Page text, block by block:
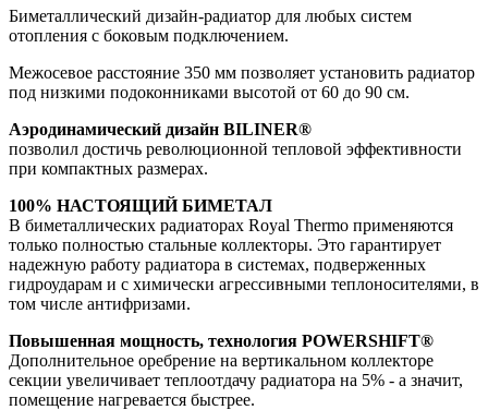
Биметаллический дизайн-радиатор для любых систем
отопления с боковым подключением.
Межосевое расстояние 350 мм позволяет установить радиатор
под низкими подоконниками высотой от 60 до 90 см.
Аэродинамический дизайн BILINER®
позволил достичь революционной тепловой эффективности
при компактных размерах.
100% НАСТОЯЩИЙ БИМЕТАЛ
В биметаллических радиаторах Royal Thermo применяются
только полностью стальные коллекторы. Это гарантирует
надежную работу радиатора в системах, подверженных
гидроударам и с химически агрессивными теплоносителями, в
том числе антифризами.
Повышенная мощность, технология POWERSHIFT®
Дополнительное оребрение на вертикальном коллекторе
секции увеличивает теплоотдачу радиатора на 5% - а значит,
помещение нагревается быстрее.